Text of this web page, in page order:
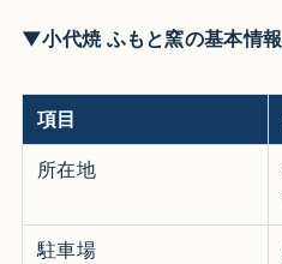
▼小代焼 ふもと窯の基本情報
項目
所在地
駐車場